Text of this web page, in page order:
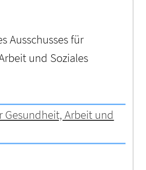
Ausschusses für
und Soziales
Gesundheit, Arbeit und